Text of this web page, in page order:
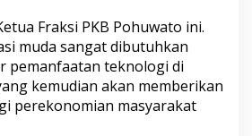
Fraksi PKB Pohuwato ini.
muda sangat dibutuhkan
pemanfaatan teknologi di
kemudian akan memberikan
perekonomian masyarakat